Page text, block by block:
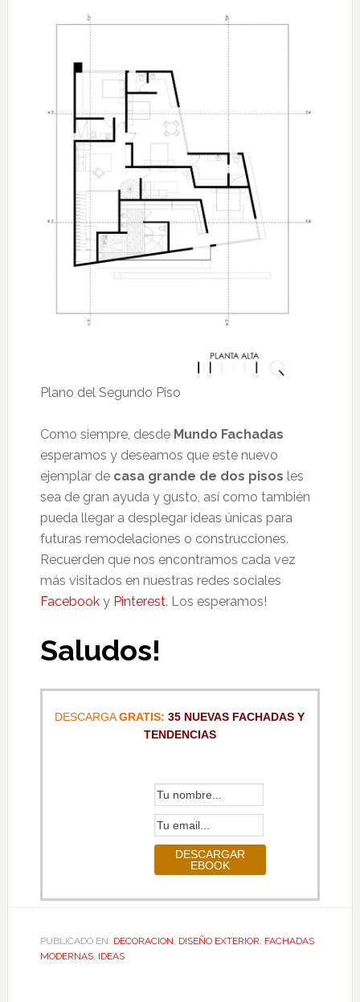
Plano del Segundo Piso
Como siempre, desde Mundo Fachadas
esperamos y deseamos que este nuevo
ejemplar de casa grande de dos pisos les
sea de gran ayuda y gusto, así como también
pueda llegar a desplegar ideas únicas para
futuras remodelaciones o construcciones.
Recuerden que nos encontramos cada vez
más visitados en nuestras redes sociales
Facebooky Pinterest. Los esperamos!
Saludos!
DESCARGAGRATIS: 35 NUEVAS FACHADAS Y
TENDENCIAS
PUBLICADO EN: DECORACION, DISEÑO EXTERIOR, FACHADAS
MODERNAS, IDEAS